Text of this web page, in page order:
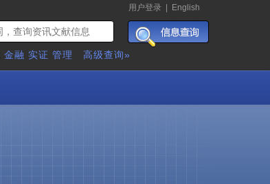
用户登录 English
金融 实证 管理 高级查询»